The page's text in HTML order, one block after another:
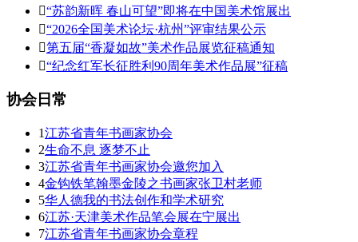
“苏韵新晖 春山可望”即将在中国美术馆展出
“2026全国美术论坛·杭州”评审结果公示
第五届“香凝如故”美术作品展览征稿通知
“纪念红军长征胜利90周年美术作品展”征稿
协会日常
1江苏省青年书画家协会
2生命不息 逐梦不止
3江苏省青年书画家协会邀您加入
4金钩铁笔翰墨金陵之书画家张卫村老师
5华人德我的书法创作和学术研究
6江苏·天津美术作品笔会展在宁展出
7江苏省青年书画家协会章程